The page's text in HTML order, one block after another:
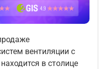
вентиляции с
в столице